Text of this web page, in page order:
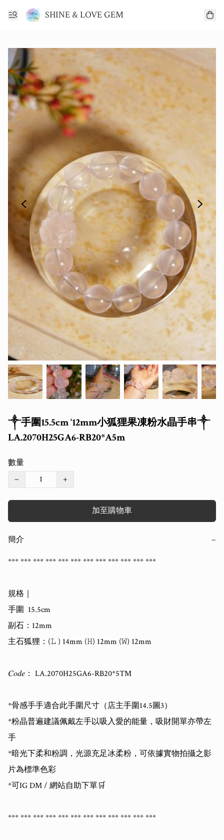
SHINE & LOVE GEM
༒手圍15.5cm ‘12mm小狐狸果凍粉水晶手串༒
LA.2070H25GA6-RB20*A5m
數量
−
+
加至購物車
簡介 −
*** *** *** *** *** *** *** *** *** *** *** ***
規格｜
手圍  15.5cm
副石：12mm
主石狐狸：(𝙻 ) 14mm (𝙷) 12mm (𝚆) 12mm
𝐶𝑜𝑑𝑒： LA.2070H25GA6-RB20*5TM
*骨感手手適合此手圍尺寸（店主手圍14.5圖3）
*粉晶普遍建議佩戴左手以吸入愛的能量，吸財開單亦帶左
手
*暗光下柔和粉調，光源充足冰柔粉，可依據實物拍攝之影
片為標準色彩
*可IG DM / 網站自助下單🛒
*** *** *** *** *** *** *** *** *** *** *** ***